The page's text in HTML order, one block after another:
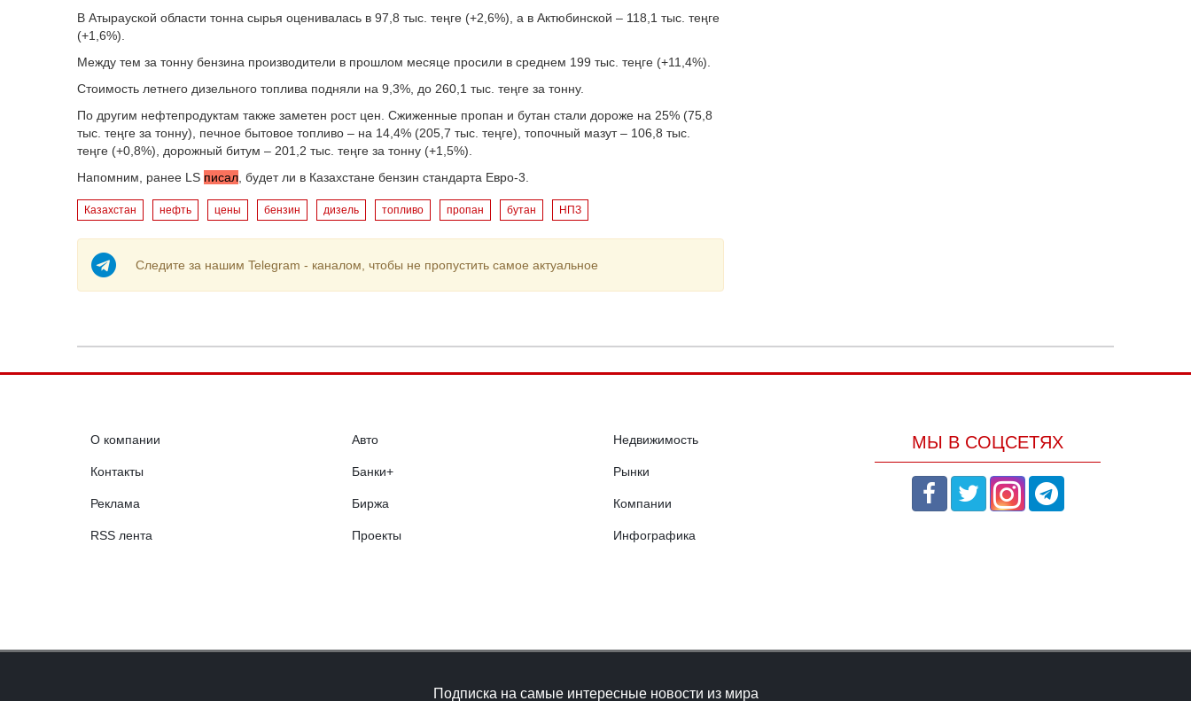
В Атырауской области тонна сырья оценивалась в 97,8 тыс. теңге (+2,6%), а в Актюбинской – 118,1 тыс. теңге
(+1,6%).
Между тем за тонну бензина производители в прошлом месяце просили в среднем 199 тыс. теңге (+11,4%).
Стоимость летнего дизельного топлива подняли на 9,3%, до 260,1 тыс. теңге за тонну.
По другим нефтепродуктам также заметен рост цен. Сжиженные пропан и бутан стали дороже на 25% (75,8
тыс. теңге за тонну), печное бытовое топливо – на 14,4% (205,7 тыс. теңге), топочный мазут – 106,8 тыс.
теңге (+0,8%), дорожный битум – 201,2 тыс. теңге за тонну (+1,5%).
Напомним, ранее LS писал , будет ли в Казахстане бензин стандарта Евро-3.
Казахстан нефть цены бензин дизель топливо пропан бутан НПЗ
Следите за нашим Telegram - каналом, чтобы не пропустить самое актуальное
О компании
Контакты
Реклама
RSS лента
Авто
Банки+
Биржа
Проекты
Недвижимость
Рынки
Компании
Инфографика
МЫ В СОЦСЕТЯХ
Подписка на самые интересные новости из мира